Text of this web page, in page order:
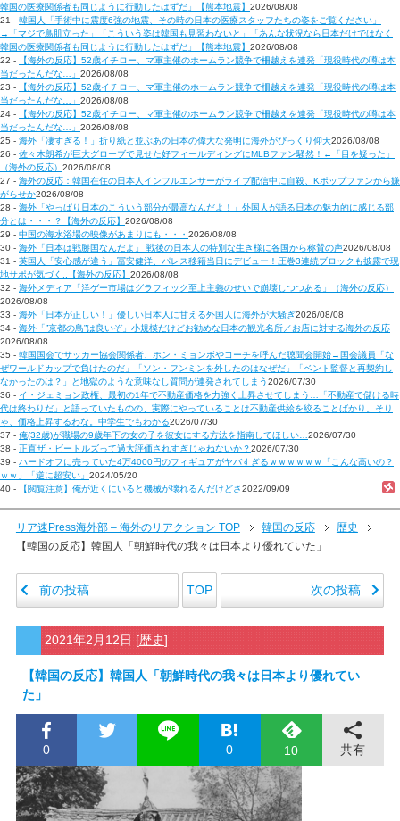
韓国の医療関係者も同じように行動したはずだ」【熊本地震】 2026/08/08
21 - 韓国人「手術中に震度6強の地震、その時の日本の医療スタッフたちの姿をご覧ください」
→「マジで鳥肌立った」「こういう姿は韓国も見習わないと」「あんな状況なら日本だけではなく
韓国の医療関係者も同じように行動したはずだ」【熊本地震】 2026/08/08
22 -
【海外の反応】52歳イチロー、マ軍主催のホームラン競争で柵越えを連発「現役時代の噂は本
当だったんだな…」 2026/08/08
23 -
【海外の反応】52歳イチロー、マ軍主催のホームラン競争で柵越えを連発「現役時代の噂は本
当だったんだな…」 2026/08/08
24 -
【海外の反応】52歳イチロー、マ軍主催のホームラン競争で柵越えを連発「現役時代の噂は本
当だったんだな…」 2026/08/08
25 - 海外「凄すぎる！」折り紙と並ぶあの日本の偉大な発明に海外がびっくり仰天2026/08/08
26 - 佐々木朗希が巨大グローブで見せた好フィールディングにMLBファン騒然！←「目を疑った」
（海外の反応） 2026/08/08
27 - 海外の反応：韓国在住の日本人インフルエンサーがライブ配信中に自殺、Kポップファンから嫌
がらせか2026/08/08
28 - 海外「やっぱり日本のこういう部分が最高なんだよ！」外国人が語る日本の魅力的に感じる部
分とは・・・？【海外の反応】 2026/08/08
29 - 中国の海水浴場の映像があまりにも・・・ 2026/08/08
30 - 海外「日本は戦勝国なんだよ」 戦後の日本人の特別な生き様に各国から称賛の声2026/08/08
31 - 英国人「安心感が違う」冨安健洋、パレス移籍当日にデビュー！圧巻3連続ブロックも披露で現
地サポが気づく..【海外の反応】 2026/08/08
32 - 海外メディア「洋ゲー市場はグラフィック至上主義のせいで崩壊しつつある」（海外の反応）
2026/08/08
33 - 海外「日本が正しい！」優しい日本人に甘える外国人に海外が大騒ぎ2026/08/08
34 - 海外「”京都の鳥”は良いぞ」小規模だけどお勧めな日本の観光名所／お店に対する海外の反応
2026/08/08
35 - 韓国国会でサッカー協会関係者、ホン・ミョンボやコーチを呼んだ聴聞会開始→国会議員「な
ぜワールドカップで負けたのだ」「ソン・フンミンを外したのはなぜだ」「ベント監督と再契約し
なかったのは？」と地獄のような意味なし質問が連発されてしまう2026/07/30
36 - イ・ジェミョン政権、最初の1年で不動産価格を力強く上昇させてしまう…「不動産で儲ける時
代は終わりだ」と語っていたものの、実際にやっていることは不動産供給を絞ることばかり。そり
ゃ、価格上昇するわな。中学生でもわかる2026/07/30
37 - 俺(32歳)が職場の9歳年下の女の子を彼女にする方法を指南してほしい…2026/07/30
38 - 正直ザ・ビートルズって過大評価されすぎじゃねないか？2026/07/30
39 - ハードオフに売っていた4万4000円のフィギュアがヤバすぎるｗｗｗｗｗｗ「こんな高いの？
ｗｗ」「逆に超安い」 2024/05/20
40 -
【閲覧注意】俺が近くにいると機械が壊れるんだけどさ2022/09/09
リア速Press海外部 – 海外のリアクション TOP 韓国の反応
歴史
【韓国の反応】韓国人「朝鮮時代の我々は日本より優れていた」
前の投稿 TOP 次の投稿
2021年2月12日 [歴史]
【韓国の反応】韓国人「朝鮮時代の我々は日本より優れてい
た」
0 0 10 共有